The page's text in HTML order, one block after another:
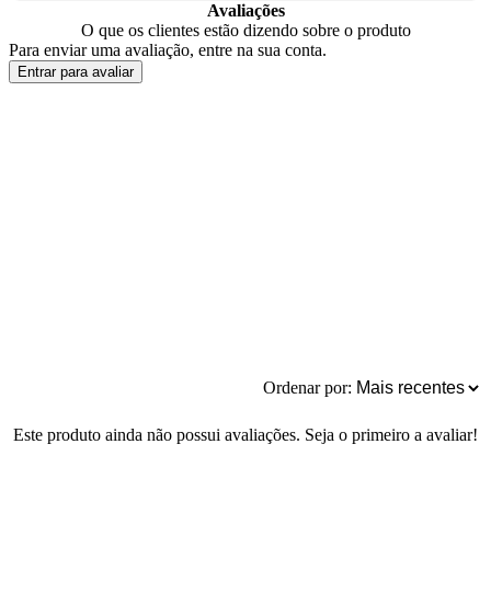
Avaliações
O que os clientes estão dizendo sobre o produto
Para enviar uma avaliação, entre na sua conta.
Entrar para avaliar
Ordenar por:
Este produto ainda não possui avaliações. Seja o primeiro a avaliar!